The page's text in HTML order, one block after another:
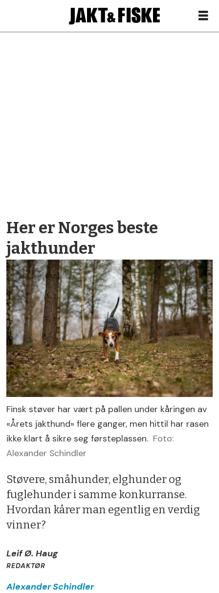
Her er Norges beste
jakthunder
Finsk støver har vært på pallen under kåringen av
«Årets jakthund» flere ganger, men hittil har rasen
ikke klart å sikre seg førsteplassen. Foto:
Alexander Schindler
Støvere, småhunder, elghunder og
fuglehunder i samme konkurranse.
Hvordan kårer man egentlig en verdig
vinner?
Leif Ø. Haug
REDAKTØR
AlexanderSchindler